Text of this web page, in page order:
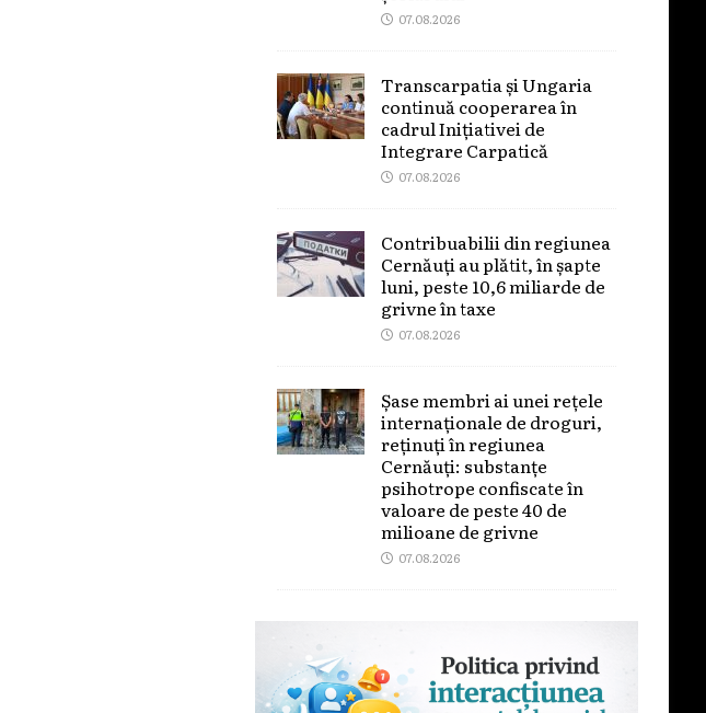
07.08.2026
Transcarpatia și Ungaria
continuă cooperarea în
cadrul Inițiativei de
Integrare Carpatică
07.08.2026
Contribuabilii din regiunea
Cernăuți au plătit, în șapte
luni, peste 10,6 miliarde de
grivne în taxe
07.08.2026
Șase membri ai unei rețele
internaționale de droguri,
reținuți în regiunea
Cernăuți: substanțe
psihotrope confiscate în
valoare de peste 40 de
milioane de grivne
07.08.2026